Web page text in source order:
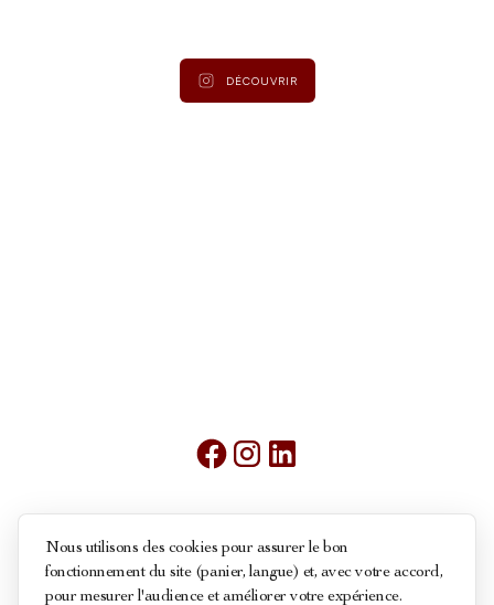
DÉCOUVRIR
Conditions générales de ventes
Nous utilisons des cookies pour assurer le bon
fonctionnement du site (panier, langue) et, avec votre accord,
pour mesurer l'audience et améliorer votre expérience.